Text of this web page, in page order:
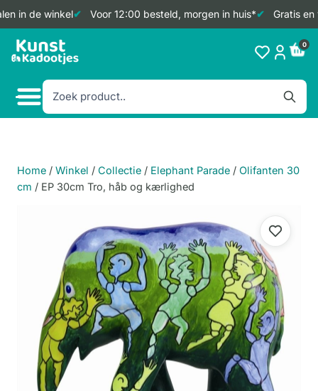
in de winkel Voor 12:00 besteld, morgen in huis* Gratis en
Doorgaan
naar
0
Home / Winkel / Collectie / Elephant Parade / Olifanten 30
cm / EP 30cm Tro, håb og kærlighed